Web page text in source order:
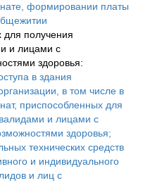
формировании платы
для получения
и лицами с
здоровья:
в здания
в том числе в
приспособленных для
и лицами с
здоровья;
технических средств
и индивидуального
и лиц с